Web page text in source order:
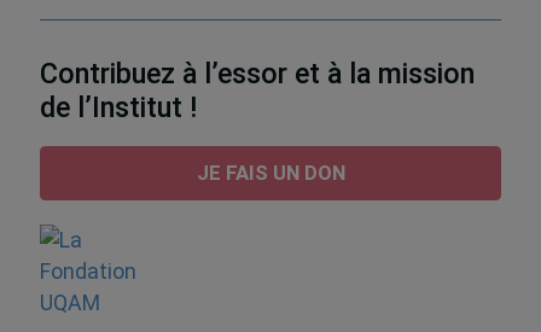
Contribuez à l’essor et à la mission
de l’Institut !
JE FAIS UN DON